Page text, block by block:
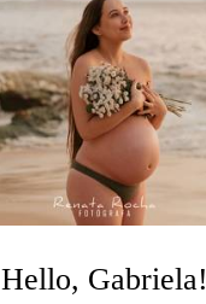
Hello, Gabriela!